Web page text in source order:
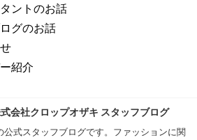
ントのお話
グのお話
紹介
式会社クロップオザキ スタッフブログ
式スタッフブログです。ファッションに関